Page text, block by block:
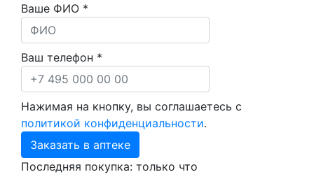
Ваше ФИО *
Ваш телефон *
Нажимая на кнопку, вы соглашаетесь с
политикой конфиденциальности.
Заказать в аптеке
Последняя покупка: только что